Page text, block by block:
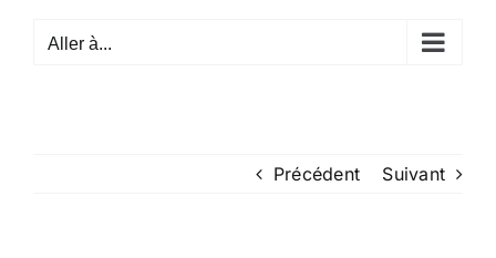
Aller à...
Précédent Suivant